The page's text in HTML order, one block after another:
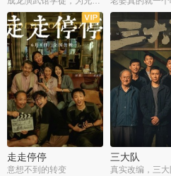
走走停停
意想不到的转变
三大队